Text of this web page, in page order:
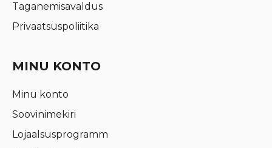
Taganemisavaldus
Privaatsuspoliitika
MINU KONTO
Minu konto
Soovinimekiri
Lojaalsusprogramm